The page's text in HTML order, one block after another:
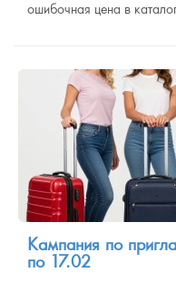
ошибочная цена в
Кампания по
по 17.02